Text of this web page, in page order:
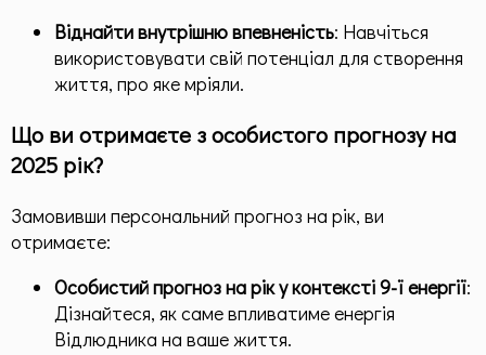
Віднайти внутрішню впевненість: Навчіться
використовувати свій потенціал для створення
життя, про яке мріяли.
Що ви отримаєте з особистого прогнозу на
2025 рік?
Замовивши персональний прогноз на рік, ви
отримаєте:
Особистий прогноз на рік у контексті 9-ї енергії:
Дізнайтеся, як саме впливатиме енергія
Відлюдника на ваше життя.